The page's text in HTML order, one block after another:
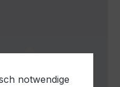
notwendige